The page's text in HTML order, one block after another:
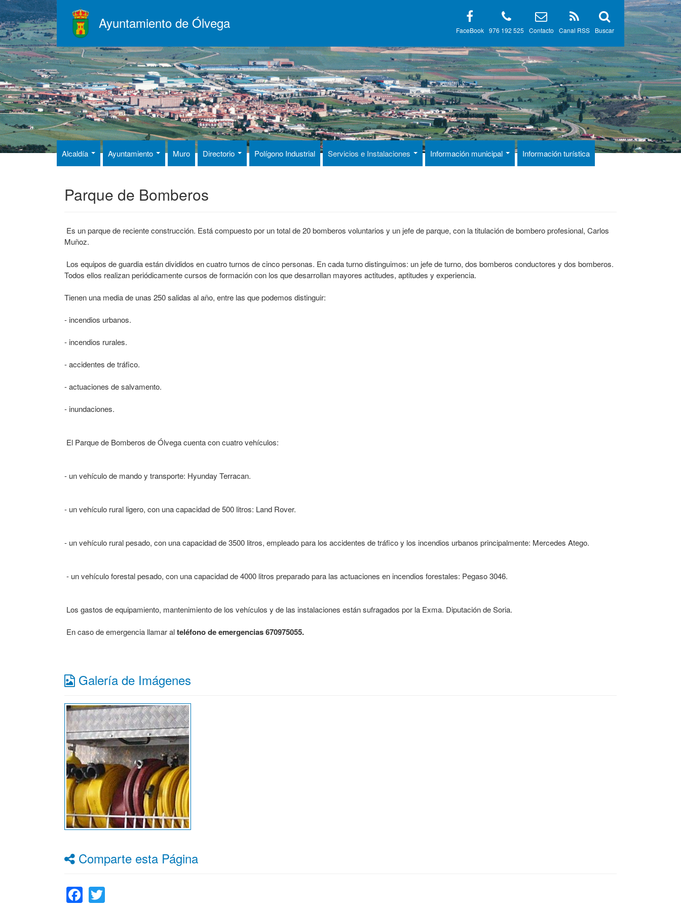
Pasar
al
contenido
principal
Ayuntamiento de Ólvega Buscar
Canal RSS
Contacto
976 192 525
FaceBook
Alcaldía Ayuntamiento Muro Directorio Polígono Industrial Servicios e Instalaciones Información municipal Información turística
Parque de Bomberos
Es un parque de reciente construcción. Está compuesto por un total de 20 bomberos voluntarios y un jefe de parque, con la titulación de bombero profesional, Carlos
Muñoz.
Los equipos de guardia están divididos en cuatro turnos de cinco personas. En cada turno distinguimos: un jefe de turno, dos bomberos conductores y dos bomberos.
Todos ellos realizan periódicamente cursos de formación con los que desarrollan mayores actitudes, aptitudes y experiencia.
Tienen una media de unas 250 salidas al año, entre las que podemos distinguir:
- incendios urbanos.
- incendios rurales.
- accidentes de tráfico.
- actuaciones de salvamento.
- inundaciones.
El Parque de Bomberos de Ólvega cuenta con cuatro vehículos:
- un vehículo de mando y transporte: Hyunday Terracan.
- un vehículo rural ligero, con una capacidad de 500 litros: Land Rover.
- un vehículo rural pesado, con una capacidad de 3500 litros, empleado para los accidentes de tráfico y los incendios urbanos principalmente: Mercedes Atego.
- un vehículo forestal pesado, con una capacidad de 4000 litros preparado para las actuaciones en incendios forestales: Pegaso 3046.
Los gastos de equipamiento, mantenimiento de los vehículos y de las instalaciones están sufragados por la Exma. Diputación de Soria.
En caso de emergencia llamar alteléfono de emergencias 670975055.
Galería de Imágenes
Comparte esta Página
Facebook